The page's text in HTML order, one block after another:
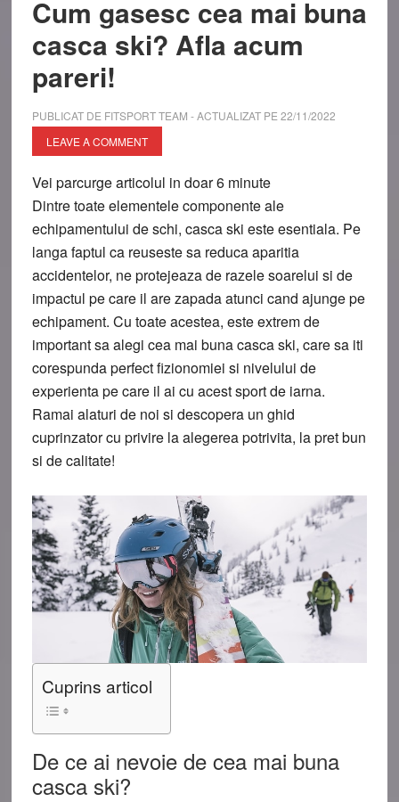
Cum gasesc cea mai buna
casca ski? Afla acum
pareri!
PUBLICAT DE FITSPORT TEAM - ACTUALIZAT PE 22/11/2022
LEAVE A COMMENT
Vei parcurge articolul in doar6 minute
Dintre toate elementele componente ale
echipamentului de schi, casca ski este esentiala. Pe
langa faptul ca reuseste sa reduca aparitia
accidentelor, ne protejeaza de razele soarelui si de
impactul pe care il are zapada atunci cand ajunge pe
echipament. Cu toate acestea, este extrem de
important sa alegi cea mai buna casca ski, care sa iti
corespunda perfect fizionomiei si nivelului de
experienta pe care il ai cu acest sport de iarna.
Ramai alaturi de noi si descopera un ghid
cuprinzator cu privire la alegerea potrivita, la pret bun
si de calitate!
Cuprins articol
De ce ai nevoie de cea mai buna
casca ski?